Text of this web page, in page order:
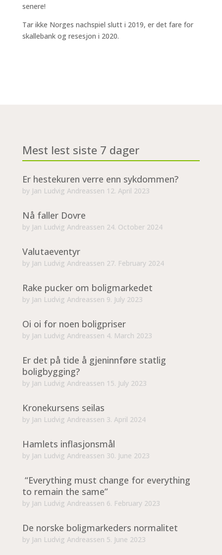
senere!
Tar ikke Norges nachspiel slutt i 2019, er det fare for
skallebank og resesjon i 2020.
Mest lest siste 7 dager
Er hestekuren verre enn sykdommen?
by Jan Ludvig Andreassen 12. April 2023
Nå faller Dovre
by Jan Ludvig Andreassen 24. October 2024
Valutaeventyr
by Jan Ludvig Andreassen 27. February 2024
Rake pucker om boligmarkedet
by Jan Ludvig Andreassen 9. July 2023
Oi oi for noen boligpriser
by Jan Ludvig Andreassen 4. March 2023
Er det på tide å gjeninnføre statlig
boligbygging?
by Jan Ludvig Andreassen 15. July 2023
Kronekursens seilas
by Jan Ludvig Andreassen 3. April 2024
Hamlets inflasjonsmål
by Jan Ludvig Andreassen 30. June 2023
“Everything must change for everything
to remain the same”
by Jan Ludvig Andreassen 6. February 2023
De norske boligmarkeders normalitet
by Jan Ludvig Andreassen 5. June 2023